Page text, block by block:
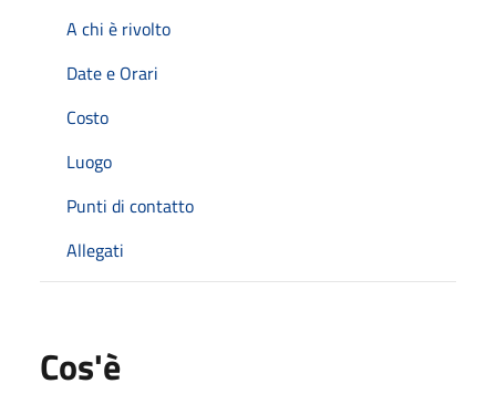
A chi è rivolto
Date e Orari
Costo
Luogo
Punti di contatto
Allegati
Cos'è